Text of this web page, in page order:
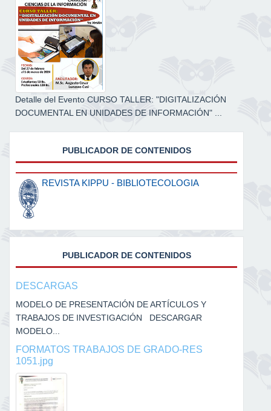
Detalle del Evento CURSO TALLER: "DIGITALIZACIÓN
DOCUMENTAL EN UNIDADES DE INFORMACIÓN" ...
PUBLICADOR DE CONTENIDOS
REVISTA KIPPU - BIBLIOTECOLOGIA
PUBLICADOR DE CONTENIDOS
DESCARGAS
MODELO DE PRESENTACIÓN DE ARTÍCULOS Y
TRABAJOS DE INVESTIGACIÓN DESCARGAR
MODELO...
FORMATOS TRABAJOS DE GRADO-RES
1051.jpg